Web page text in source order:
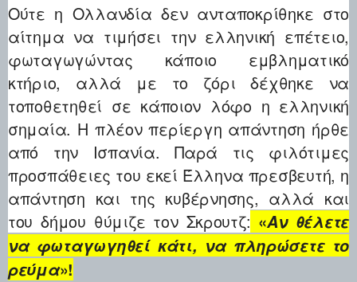
Ούτε η Ολλανδία δεν ανταποκρίθηκε στο
αίτημα να τιμήσει την ελληνική επέτειο,
φωταγωγώντας κάποιο εμβληματικό
κτήριο, αλλά με το ζόρι δέχθηκε να
τοποθετηθεί σε κάποιον λόφο η ελληνική
σημαία. Η πλέον περίεργη απάντηση ήρθε
από την Ισπανία. Παρά τις φιλότιμες
προσπάθειες του εκεί Έλληνα πρεσβευτή, η
απάντηση και της κυβέρνησης, αλλά και
του δήμου θύμιζε τον Σκρουτζ: «Αν θέλετε
να φωταγωγηθεί κάτι, να πληρώσετε το
ρεύμα»!